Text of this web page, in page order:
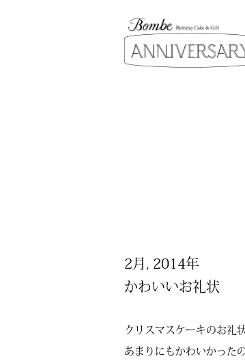
2月, 2014年
かわいいお礼状
クリスマスケーキのお礼
あまりにもかわいかった